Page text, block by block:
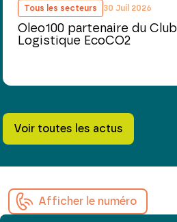
Tous les secteurs 30 Juil 2026
Oleo100 partenaire du
Logistique EcoCO2
Voir toutes les actus
Afficher le numéro